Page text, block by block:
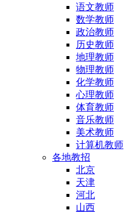
语文教师
数学教师
政治教师
历史教师
地理教师
物理教师
化学教师
心理教师
体育教师
音乐教师
美术教师
计算机教师
各地教招
北京
天津
河北
山西